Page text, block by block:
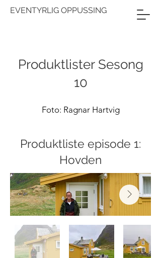
EVENTYRLIG OPPUSSING
Produktlister Sesong
10
Foto: Ragnar Hartvig
Produktliste episode 1:
Hovden